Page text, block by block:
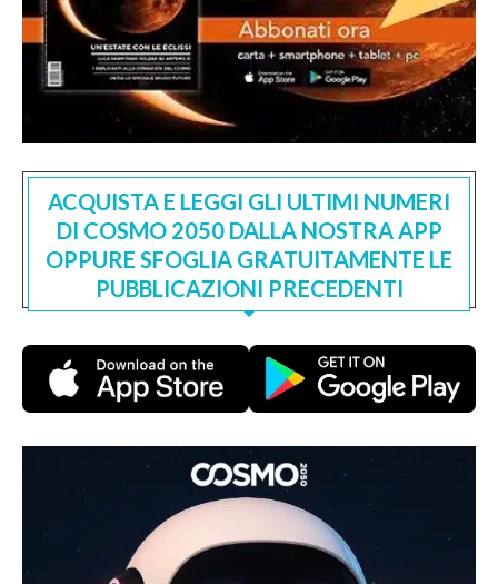
ACQUISTA E LEGGI GLI ULTIMI NUMERI
DI COSMO 2050 DALLA NOSTRA APP
OPPURE SFOGLIA GRATUITAMENTE LE
PUBBLICAZIONI PRECEDENTI